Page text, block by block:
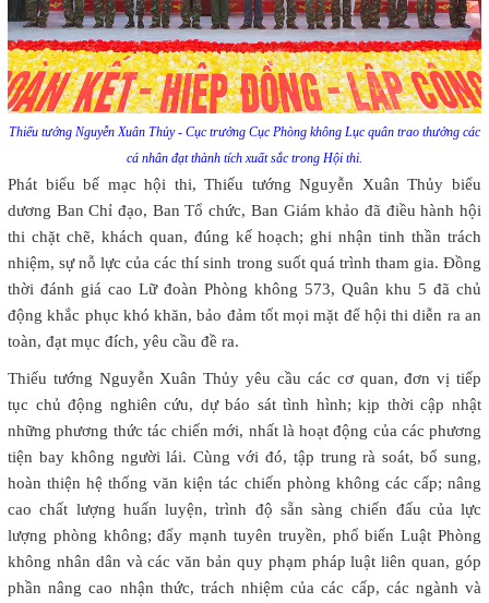
Thiếu tướng Nguyễn Xuân Thủy - Cục trưởng Cục Phòng không Lục quân trao thưởng các
cá nhân đạt thành tích xuất sắc trong Hội thi.
Phát biểu bế mạc hội thi, Thiếu tướng Nguyễn Xuân Thủy biểu
dương Ban Chỉ đạo, Ban Tổ chức, Ban Giám khảo đã điều hành hội
thi chặt chẽ, khách quan, đúng kế hoạch; ghi nhận tinh thần trách
nhiệm, sự nỗ lực của các thí sinh trong suốt quá trình tham gia. Đồng
thời đánh giá cao Lữ đoàn Phòng không 573, Quân khu 5 đã chủ
động khắc phục khó khăn, bảo đảm tốt mọi mặt để hội thi diễn ra an
toàn, đạt mục đích, yêu cầu đề ra.
Thiếu tướng Nguyễn Xuân Thủy yêu cầu các cơ quan, đơn vị tiếp
tục chủ động nghiên cứu, dự báo sát tình hình; kịp thời cập nhật
những phương thức tác chiến mới, nhất là hoạt động của các phương
tiện bay không người lái. Cùng với đó, tập trung rà soát, bổ sung,
hoàn thiện hệ thống văn kiện tác chiến phòng không các cấp; nâng
cao chất lượng huấn luyện, trình độ sẵn sàng chiến đấu của lực
lượng phòng không; đẩy mạnh tuyên truyền, phổ biến Luật Phòng
không nhân dân và các văn bản quy phạm pháp luật liên quan, góp
phần nâng cao nhận thức, trách nhiệm của các cấp, các ngành và